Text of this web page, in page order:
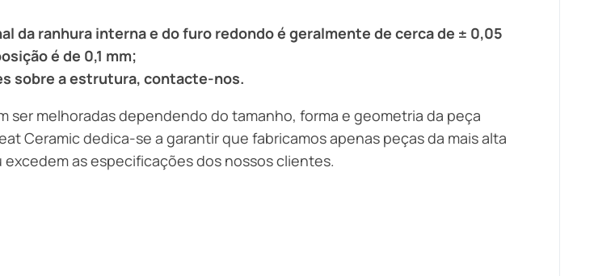
da ranhura interna e do furo redondo é geralmente de cerca de ± 0,05
é de 0,1 mm;
sobre a estrutura, contacte-nos.
ser melhoradas dependendo do tamanho, forma e geometria da peça
Ceramic dedica-se a garantir que fabricamos apenas peças da mais alta
as especificações dos nossos clientes.